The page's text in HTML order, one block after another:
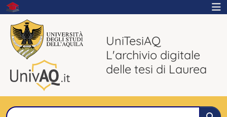
UniTesiAQ
L'archivio digitale
delle tesi di Laurea